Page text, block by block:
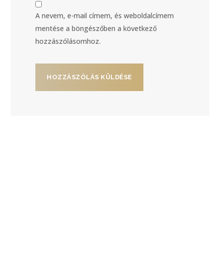
A nevem, e-mail címem, és weboldalcímem
mentése a böngészőben a következő
hozzászólásomhoz.